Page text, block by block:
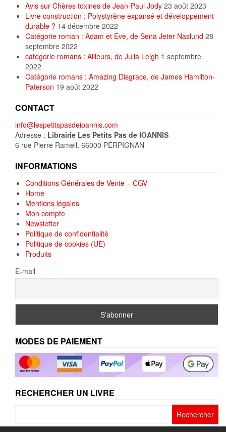
Avis sur Chères toxines de Jean-Paul Jody 23 août 2023
Livre construction : Polystyrène expansé et développement
durable ? 14 décembre 2022
Catégorie roman : Adam et Eve, de Sena Jeter Naslund 28
septembre 2022
catégorie romans : Ailleurs, de Julia Leigh 1 septembre
2022
Catégorie romans : Amazing Disgrace, de James Hamilton-
Paterson 19 août 2022
CONTACT
info@lespetitspasdeioannis.com
Adresse : Librairie Les Petits Pas de IOANNIS
6 rue Pierre Rameil, 66000 PERPIGNAN
INFORMATIONS
Conditions Générales de Vente – CGV
Home
Mentions légales
Mon compte
Newsletter
Politique de confidentialité
Politique de cookies (UE)
Produits
E-mail
MODES DE PAIEMENT
RECHERCHER UN LIVRE